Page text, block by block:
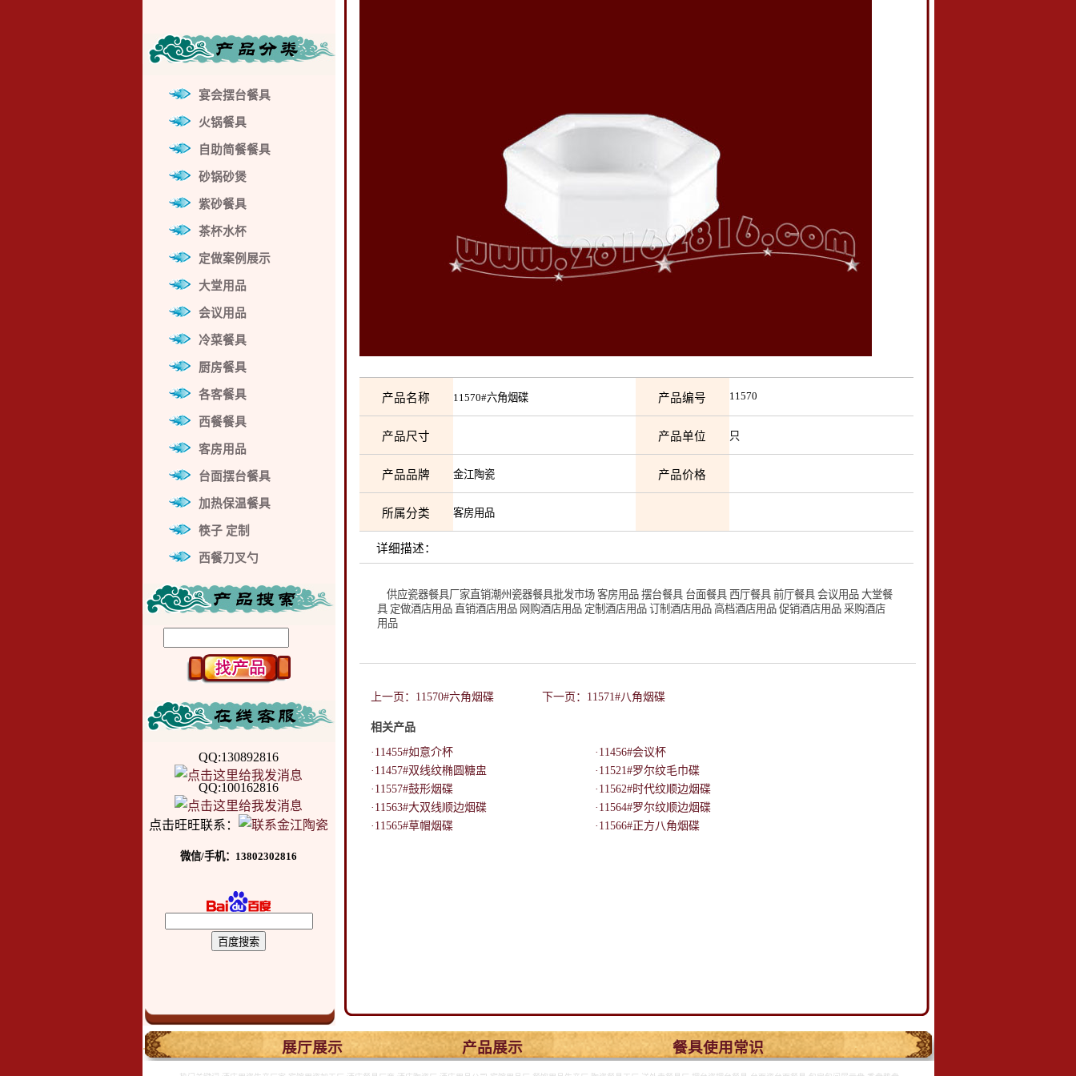
宴会摆台餐具
火锅餐具
自助简餐餐具
砂锅砂煲
紫砂餐具
茶杯水杯
定做案例展示
大堂用品
会议用品
冷菜餐具
厨房餐具
各客餐具
西餐餐具
客房用品
台面摆台餐具
加热保温餐具
筷子 定制
西餐刀叉勺
QQ:130892816
QQ:100162816
点击旺旺联系：
微信/手机：13802302816
产品名称 11570#六角烟碟 产品编号 11570
产品尺寸 产品单位 只
产品品牌 金江陶瓷 产品价格
所属分类 客房用品
详细描述：
供应瓷器餐具厂家直销潮州瓷器餐具批发市场 客房用品 摆台餐具 台面餐具 西厅餐具 前厅餐具 会议用品 大堂餐
具 定做酒店用品 直销酒店用品 网购酒店用品 定制酒店用品 订制酒店用品 高档酒店用品 促销酒店用品 采购酒店
用品
上一页：11570#六角烟碟 下一页：11571#八角烟碟
相关产品
·11455#如意介杯
·11456#会议杯
·11457#双线纹椭圆糖盅
·11521#罗尔纹毛巾碟
·11557#鼓形烟碟
·11562#时代纹顺边烟碟
·11563#大双线顺边烟碟
·11564#罗尔纹顺边烟碟
·11565#草帽烟碟
·11566#正方八角烟碟
. 展厅展示 产品展示 餐具使用常识 .